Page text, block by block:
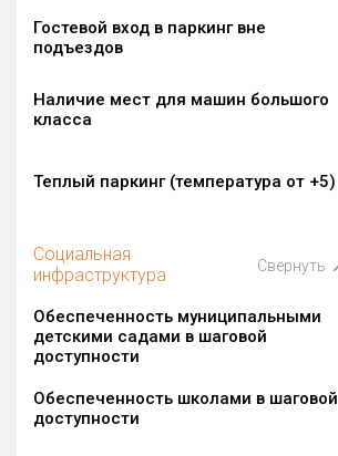
Гостевой вход в паркинг вне
подъездов
Наличие мест для машин большого
класса
Теплый паркинг (температура от +5)
Социальная
инфраструктура
Свернуть
Обеспеченность муниципальными
детскими садами в шаговой
доступности
Обеспеченность школами в шаговой
доступности